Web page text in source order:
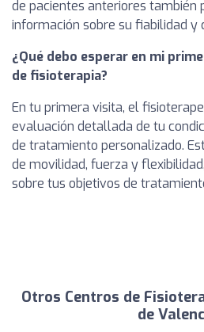
de pacientes anteriores también
información sobre su fiabilidad y
¿Qué debo esperar en mi
de fisioterapia?
En tu primera visita, el
evaluación detallada de tu
de tratamiento personalizado.
de movilidad, fuerza y
sobre tus objetivos de
Otros Centros de
de